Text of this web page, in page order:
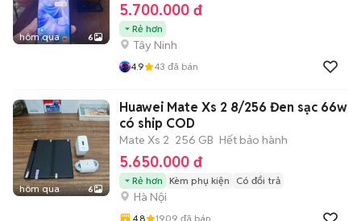
hôm qua 6
5.700.000 đ
Rẻ hơn
Tây Ninh
4.9 43 đã bán
hôm qua 6
Huawei Mate Xs 2 8/256 Đen sạc 66w
có ship COD
Mate Xs 2 256 GB Hết bảo hành
5.650.000 đ
Rẻ hơn Kèm phụ kiện Có đổi trả
Hà Nội
4.8 1909 đã bán